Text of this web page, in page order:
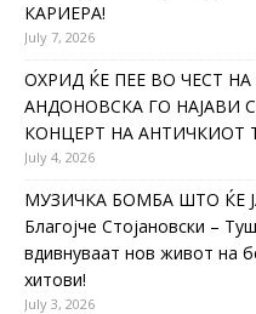
КАРИЕРА!
July 7, 2026
ОХРИД ЌЕ ПЕЕ ВО ЧЕСТ
АНДОНОВСКА ГО НАЈАВИ
КОНЦЕРТ НА АНТИЧКИОТ
July 4, 2026
МУЗИЧКА БОМБА ШТО ЌЕ
Благојче Стојановски –
вдивнуваат нов живот на
хитови!
July 3, 2026